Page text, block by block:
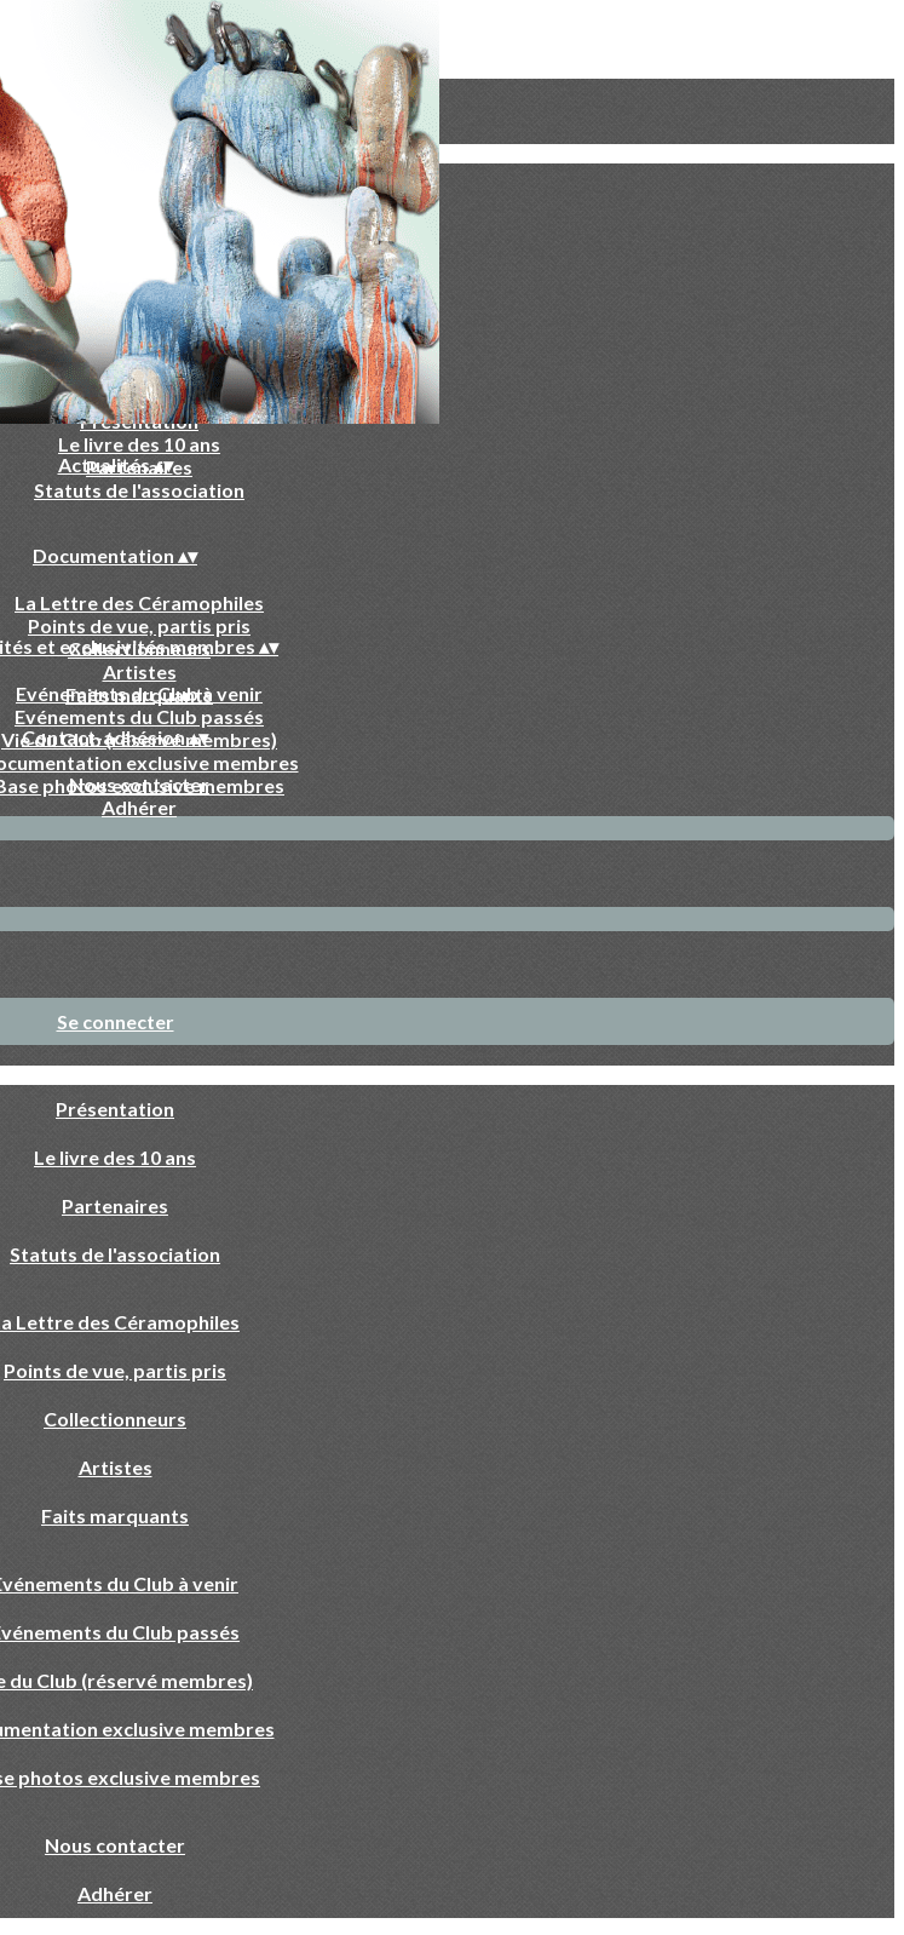
-▴▾
Qui sommes nous ?▴▾
Présentation
Le livre des 10 ans
Partenaires
Statuts de l'association
Actualités▴▾
Documentation ▴▾
La Lettre des Céramophiles
Points de vue, partis pris
Collectionneurs
Artistes
Faits marquants
et exclusivités membres ▴▾
Evénements du Club à venir
Evénements du Club passés
Vie du Club (réservé membres)
exclusive membres
photos exclusive membres
Contact-adhésion▴▾
Nous contacter
Adhérer
Se connecter
Présentation
Le livre des 10 ans
Partenaires
Statuts de l'association
Lettre des Céramophiles
Points de vue, partis pris
Collectionneurs
Artistes
Faits marquants
du Club à venir
du Club passés
du Club (réservé membres)
exclusive membres
photos exclusive membres
Nous contacter
Adhérer